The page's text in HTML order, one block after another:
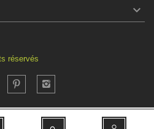

réservés